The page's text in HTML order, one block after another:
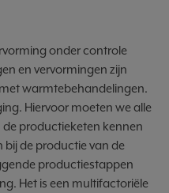
onder controle
en vervormingen zijn
warmtebehandelingen.
Hiervoor moeten we alle
productieketen kennen
bij de productie van de
productiestappen
Het is een multifactoriële